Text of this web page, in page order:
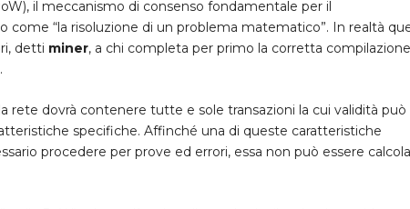
il meccanismo di consenso fondamentale per il
come “la risoluzione di un problema matematico”. In realtà
detti miner, a chi completa per primo la corretta
rete dovrà contenere tutte e sole transazioni la cui validità può
specifiche. Affinché una di queste caratteristiche
procedere per prove ed errori, essa non può essere